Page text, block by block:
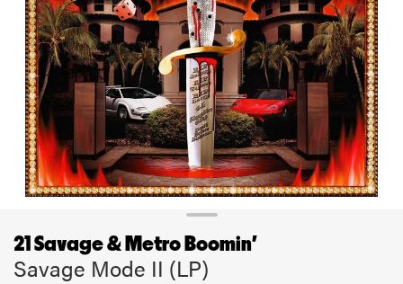
21 Savage & Metro Boomin'
Savage Mode II (LP)